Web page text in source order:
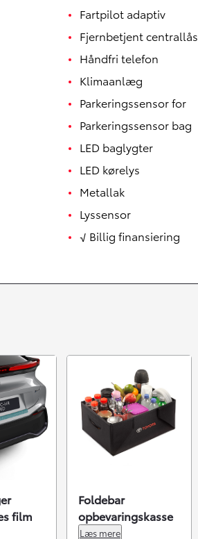
Fartpilot adaptiv
Fjernbetjent centrallås
Håndfri telefon
Klimaanlæg
Parkeringssensor for
Parkeringssensor bag
LED baglygter
LED kørelys
Metallak
Lyssensor
√ Billig finansiering
film
Foldebar
opbevaringskasse
Læs mere